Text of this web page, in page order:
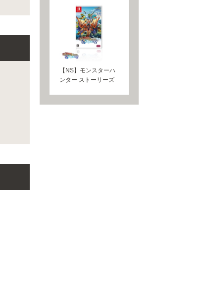
【NS】モンスターハ
ンター ストーリーズ